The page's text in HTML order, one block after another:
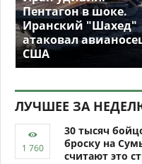
Пентагон в шоке.
Иранский "Шахед"
атаковал
США
ЛУЧШЕЕ ЗА
30 тысяч
броску на
считают это